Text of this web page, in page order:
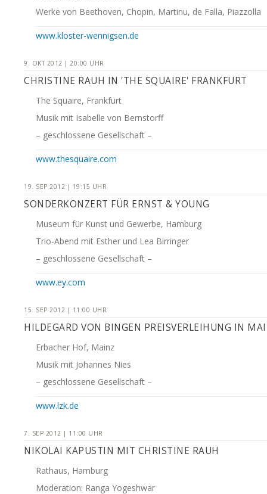
Werke von Beethoven, Chopin, Martinu, de Falla, Piazzolla
www.kloster-wennigsen.de
9. OKT 2012 | 20:00 UHR
CHRISTINE RAUH IN 'THE SQUAIRE' FRANKFURT
The Squaire, Frankfurt
Musik mit Isabelle von Bernstorff
– geschlossene Gesellschaft –
www.thesquaire.com
19. SEP 2012 | 19:15 UHR
SONDERKONZERT FÜR ERNST & YOUNG
Museum für Kunst und Gewerbe, Hamburg
Trio-Abend mit Esther und Lea Birringer
– geschlossene Gesellschaft –
www.ey.com
15. SEP 2012 | 11:00 UHR
HILDEGARD VON BINGEN PREISVERLEIHUNG IN
Erbacher Hof, Mainz
Musik mit Johannes Nies
– geschlossene Gesellschaft –
www.lzk.de
7. SEP 2012 | 11:00 UHR
NIKOLAI KAPUSTIN MIT CHRISTINE RAUH
Rathaus, Hamburg
Moderation: Ranga Yogeshwar